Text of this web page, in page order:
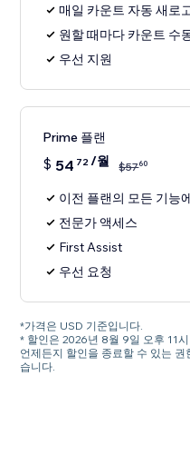
매일 카운트 자동 새로
원할 때마다 카운트 수
우선 지원
Prime 플랜
$ 54 72/월 $5760
이전 플랜의 모든 기능
전문가 액세스
First Assist
우선 요청
*가격은 USD 기준입니다.
* 할인은 2026년 8월 9일 오후 11
언제든지 할인을 종료할 수 있는
습니다.